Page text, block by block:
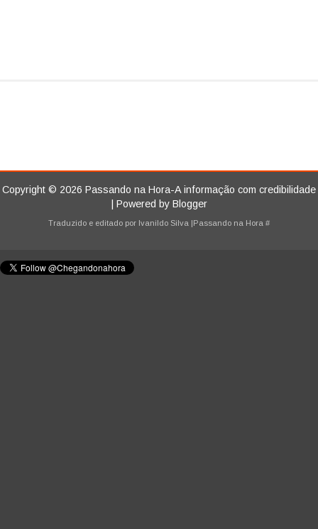
Copyright © 2026 Passando na Hora-A informação com credibilidade
| Powered by Blogger
Traduzido e editado por Ivanildo Silva |Passando na Hora #